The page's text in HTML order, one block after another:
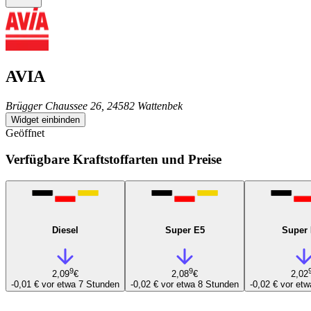
AVIA
Brügger Chaussee 26, 24582 Wattenbek
Widget einbinden
Geöffnet
Verfügbare Kraftstoffarten und Preise
Diesel
2,099€
-0,01 € vor etwa 7 Stunden
Super E5
2,089€
-0,02 € vor etwa 8 Stunden
Super
2,02
-0,02 € vor